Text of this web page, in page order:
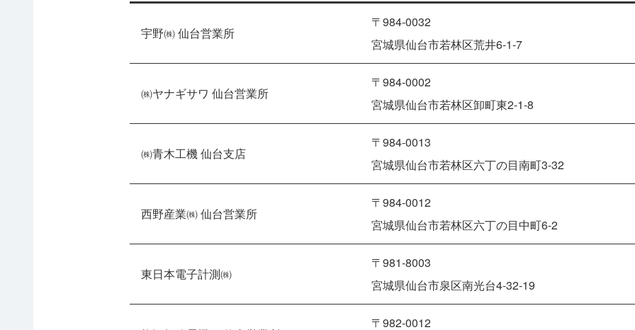
宇野㈱ 仙台営業所
〒984-0032
宮城県仙台市若林区荒井6-1-7
㈱ヤナギサワ 仙台営業所
〒984-0002
宮城県仙台市若林区卸町東2-1-8
㈱青木工機 仙台支店
〒984-0013
宮城県仙台市若林区六丁の目南町3-32
西野産業㈱ 仙台営業所
〒984-0012
宮城県仙台市若林区六丁の目中町6-2
東日本電子計測㈱
〒981-8003
宮城県仙台市泉区南光台4-32-19
〒982-0012